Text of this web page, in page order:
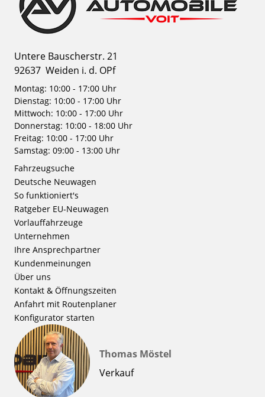
Untere Bauscherstr. 21
92637 Weiden i. d. OPf
Montag: 10:00 - 17:00 Uhr
Dienstag: 10:00 - 17:00 Uhr
Mittwoch: 10:00 - 17:00 Uhr
Donnerstag: 10:00 - 18:00 Uhr
Freitag: 10:00 - 17:00 Uhr
Samstag: 09:00 - 13:00 Uhr
Fahrzeugsuche
Deutsche Neuwagen
So funktioniert's
Ratgeber EU-Neuwagen
Vorlauffahrzeuge
Unternehmen
Ihre Ansprechpartner
Kundenmeinungen
Über uns
Kontakt & Öffnungszeiten
Anfahrt mit Routenplaner
Konfigurator starten
Thomas Möstel
Verkauf